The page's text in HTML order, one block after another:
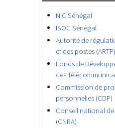
NIC Sénégal
ISOC Sénégal
Autorité de
et des postes (ARTP)
Fonds de
des
Commission de
personnelles (CDP)
Conseil national
(CNRA)